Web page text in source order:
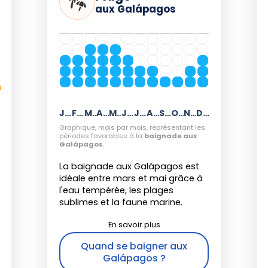
: juillet à novembre,
: mai à juillet sur North
mai à octobre sur Genovesa et
peuvent influencer la
facteur à prendre en compte lors
aux Galápagosest la période de
climat doux, d'une faune active et
aux Galápagos
Janvier Février Mars Avril Mai Juin Juillet Août Septembre Octobre Novembre Décembre
Graphique, mois par mois, représentant les
périodes favorables à la baignade aux
Galápagos.
La baignade aux Galápagos est
idéale entre mars et mai grâce à
l'eau tempérée, les plages
sublimes et la faune marine.
Quand se baigner aux
Galápagos ?